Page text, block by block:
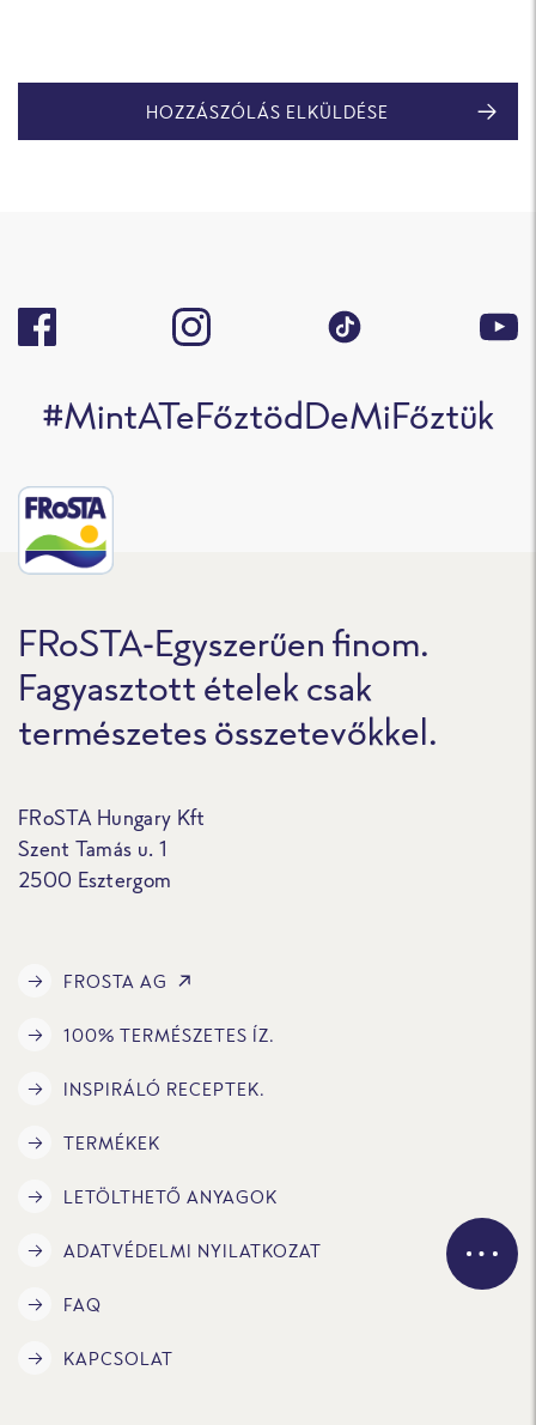
HOZZÁSZÓLÁS ELKÜLDÉSE
#MintATeFőztödDeMiFőztük
FRoSTA-Egyszerűen finom.
Fagyasztott ételek csak
természetes összetevőkkel.
FRoSTA Hungary Kft
Szent Tamás u. 1
2500 Esztergom
FROSTA AG
100% TERMÉSZETES ÍZ.
INSPIRÁLÓ RECEPTEK.
TERMÉKEK
LETÖLTHETŐ ANYAGOK
ADATVÉDELMI NYILATKOZAT
FAQ
KAPCSOLAT